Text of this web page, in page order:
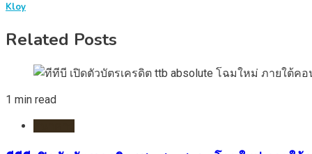
Kloy
Related Posts
1 min read